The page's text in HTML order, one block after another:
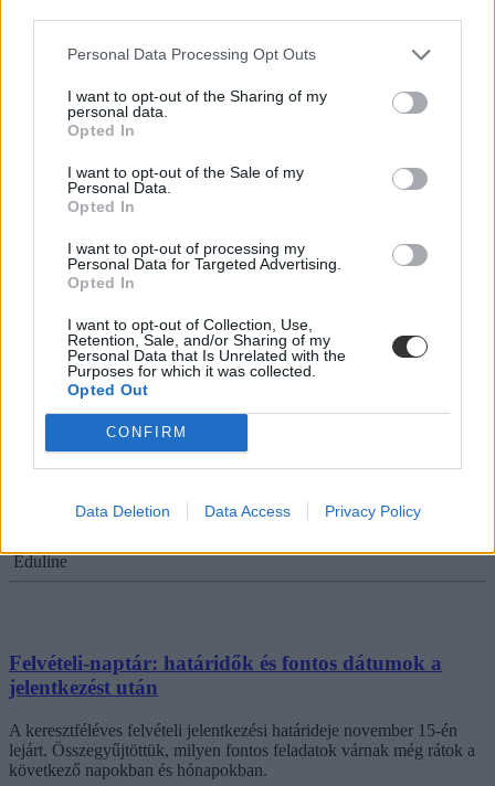
Personal Data Processing Opt Outs
I want to opt-out of the Sharing of my
personal data.
Opted In
I want to opt-out of the Sale of my
Personal Data.
Opted In
I want to opt-out of processing my
Personal Data for Targeted Advertising.
Opted In
I want to opt-out of Collection, Use,
Retention, Sale, and/or Sharing of my
Personal Data that Is Unrelated with the
Purposes for which it was collected.
Opted Out
CONFIRM
Data Deletion Data Access Privacy Policy
Csik Veronika
a ponthatárokat?
A pótfelvételi jóval rövidebb, mint az általános felvételi eljárás.
Érettségi-felvételi
Csik Veronika
Az utolsó pillanatokra hagytátok a felvételi
jelentkezést? Itt kérdezhettek hétvégén is
A február 15-i jelentkezési határidő miatt a megelőző napokban a
Eduline
Felvételi-naptár: határidők és fontos dátumok a
jelentkezést után
A keresztféléves felvételi jelentkezési határideje november 15-én
lejárt. Összegyűjtöttük, milyen fontos feladatok várnak még rátok a
következő napokban és hónapokban.